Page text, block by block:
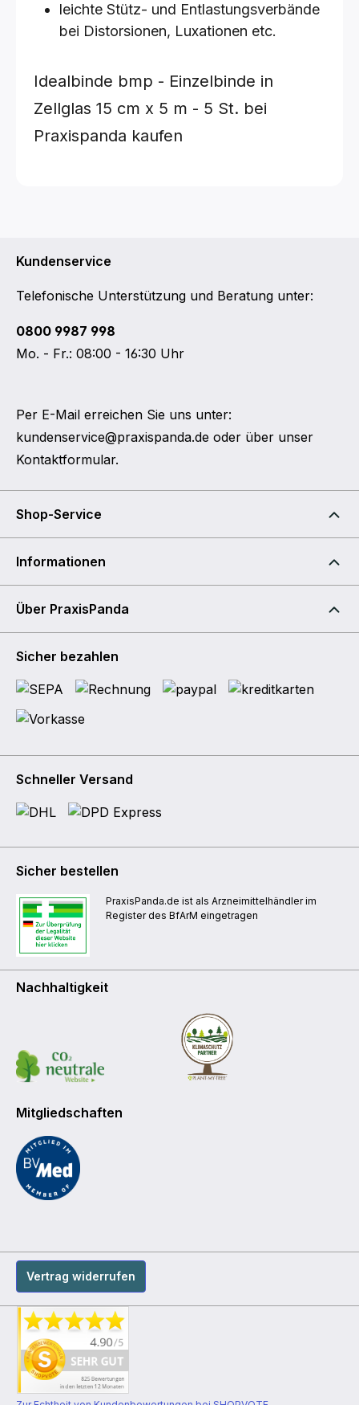
leichte Stütz- und Entlastungsverbände
bei Distorsionen, Luxationen etc.
Idealbinde bmp - Einzelbinde in
Zellglas 15 cm x 5 m - 5 St. bei
Praxispanda kaufen
Kundenservice
Telefonische Unterstützung und Beratung unter:
0800 9987 998
Mo. - Fr.: 08:00 - 16:30 Uhr
Per E-Mail erreichen Sie uns unter:
kundenservice@praxispanda.de oder über unser
Kontaktformular.
Shop-Service
Informationen
Über PraxisPanda
Sicher bezahlen
Schneller Versand
Sicher bestellen
PraxisPanda.de ist als Arzneimittelhändler im
Register des BfArM eingetragen
Nachhaltigkeit
Mitgliedschaften
Vertrag widerrufen